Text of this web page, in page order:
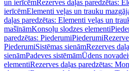
un ierīcēmRezerves daļas paredzētas:
ierīcēmElementi veļas un trauku
daļas paredzētas: Elementi veļas un
mašīnāmKonsoļu slodzes elementi
paredzētas: PiederumiPiederumi
PiederumiSistēmas sienāmRezerves
sienāmPadeves sistēmāmŪdens novadei
elementiRezerves daļas paredzētas: